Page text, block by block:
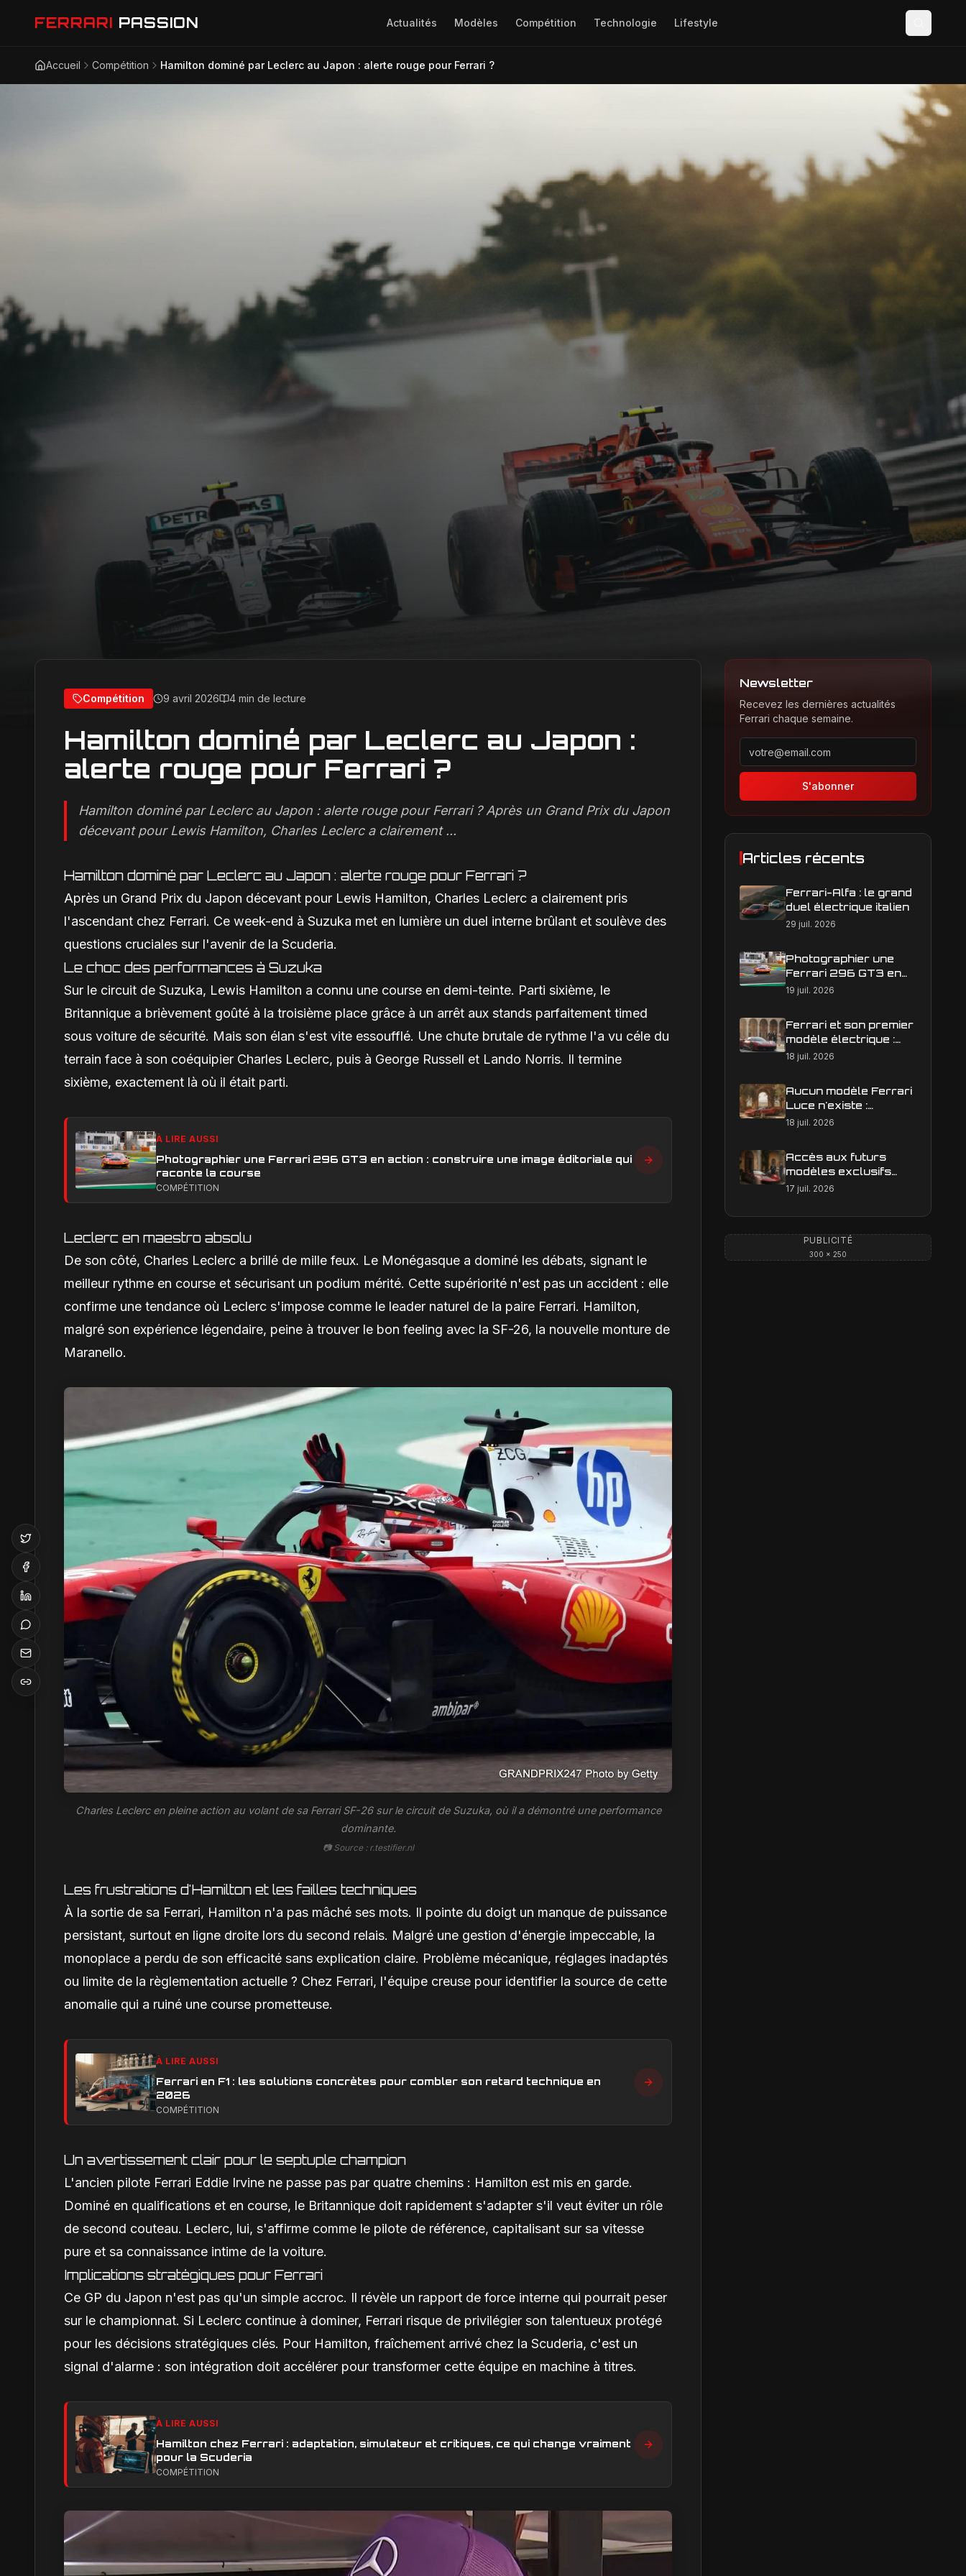
FERRARI PASSION Actualités Modèles Compétition Technologie Lifestyle
Accueil Compétition Hamilton dominé par Leclerc au Japon : alerte rouge pour Ferrari ?
Compétition 9 avril 2026 4 min de lecture
Hamilton dominé par Leclerc au Japon :
alerte rouge pour Ferrari ?
Hamilton dominé par Leclerc au Japon : alerte rouge pour Ferrari ? Après un Grand Prix du Japon
décevant pour Lewis Hamilton, Charles Leclerc a clairement ...
Hamilton dominé par Leclerc au Japon : alerte rouge pour Ferrari ?
Après un Grand Prix du Japon décevant pour Lewis Hamilton, Charles Leclerc a clairement pris
l'ascendant chez Ferrari. Ce week-end à Suzuka met en lumière un duel interne brûlant et soulève des
questions cruciales sur l'avenir de la Scuderia.
Le choc des performances à Suzuka
Sur le circuit de Suzuka, Lewis Hamilton a connu une course en demi-teinte. Parti sixième, le
Britannique a brièvement goûté à la troisième place grâce à un arrêt aux stands parfaitement timed
sous voiture de sécurité. Mais son élan s'est vite essoufflé. Une chute brutale de rythme l'a vu céle du
terrain face à son coéquipier Charles Leclerc, puis à George Russell et Lando Norris. Il termine
sixième, exactement là où il était parti.
À LIRE AUSSI
Photographier une Ferrari 296 GT3 en action : construire une image éditoriale qui
raconte la course
COMPÉTITION
Leclerc en maestro absolu
De son côté, Charles Leclerc a brillé de mille feux. Le Monégasque a dominé les débats, signant le
meilleur rythme en course et sécurisant un podium mérité. Cette supériorité n'est pas un accident : elle
confirme une tendance où Leclerc s'impose comme le leader naturel de la paire Ferrari. Hamilton,
malgré son expérience légendaire, peine à trouver le bon feeling avec la SF-26, la nouvelle monture de
Maranello.
Charles Leclerc en pleine action au volant de sa Ferrari SF-26 sur le circuit de Suzuka, où il a démontré une performance
dominante.
📷 Source : r.testifier.nl
Les frustrations d'Hamilton et les failles techniques
À la sortie de sa Ferrari, Hamilton n'a pas mâché ses mots. Il pointe du doigt un manque de puissance
persistant, surtout en ligne droite lors du second relais. Malgré une gestion d'énergie impeccable, la
monoplace a perdu de son efficacité sans explication claire. Problème mécanique, réglages inadaptés
ou limite de la règlementation actuelle ? Chez Ferrari, l'équipe creuse pour identifier la source de cette
anomalie qui a ruiné une course prometteuse.
À LIRE AUSSI
Ferrari en F1 : les solutions concrètes pour combler son retard technique en
2026
COMPÉTITION
Un avertissement clair pour le septuple champion
L'ancien pilote Ferrari Eddie Irvine ne passe pas par quatre chemins : Hamilton est mis en garde.
Dominé en qualifications et en course, le Britannique doit rapidement s'adapter s'il veut éviter un rôle
de second couteau. Leclerc, lui, s'affirme comme le pilote de référence, capitalisant sur sa vitesse
pure et sa connaissance intime de la voiture.
Implications stratégiques pour Ferrari
Ce GP du Japon n'est pas qu'un simple accroc. Il révèle un rapport de force interne qui pourrait peser
sur le championnat. Si Leclerc continue à dominer, Ferrari risque de privilégier son talentueux protégé
pour les décisions stratégiques clés. Pour Hamilton, fraîchement arrivé chez la Scuderia, c'est un
signal d'alarme : son intégration doit accélérer pour transformer cette équipe en machine à titres.
À LIRE AUSSI
Hamilton chez Ferrari : adaptation, simulateur et critiques, ce qui change vraiment
pour la Scuderia
COMPÉTITION
Newsletter
Recevez les dernières actualités
Ferrari chaque semaine.
Adresse email pour la newsletter
S'abonner
Articles récents
Ferrari-Alfa : le grand
duel électrique italien
29 juil. 2026
Photographier une
Ferrari 296 GT3 en
action : construire une
19 juil. 2026
Ferrari et son premier
modèle électrique :
calendrier de
18 juil. 2026
Aucun modèle Ferrari
Luce n'existe :
clarification sur les
18 juil. 2026
Accès aux futurs
modèles exclusifs
Ferrari : l'achat
est-il une réalité ?
17 juil. 2026
PUBLICITÉ
300 × 250